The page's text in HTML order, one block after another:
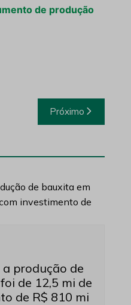
de produção
Próximo
produção de
de 12,5 mi de
de R$ 810 mi